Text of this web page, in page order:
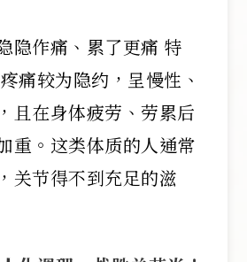
隐作痛、累了更痛 特
痛较为隐约，呈慢性、
且在身体疲劳、劳累后
重。这类体质的人通常
关节得不到充足的滋